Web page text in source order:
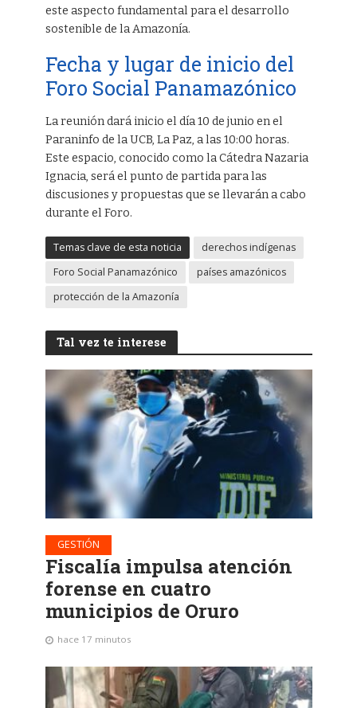
este aspecto fundamental para el desarrollo
sostenible de la Amazonía.
Fecha y lugar de inicio del
Foro Social Panamazónico
La reunión dará inicio el día 10 de junio en el
Paraninfo de la UCB, La Paz, a las 10:00 horas.
Este espacio, conocido como la Cátedra Nazaria
Ignacia, será el punto de partida para las
discusiones y propuestas que se llevarán a cabo
durante el Foro.
Temas clave de esta noticia
derechos indígenas
Foro Social Panamazónico
países amazónicos
protección de la Amazonía
Tal vez te interese
GESTIÓN
Fiscalía impulsa atención
forense en cuatro
municipios de Oruro
hace 17 minutos